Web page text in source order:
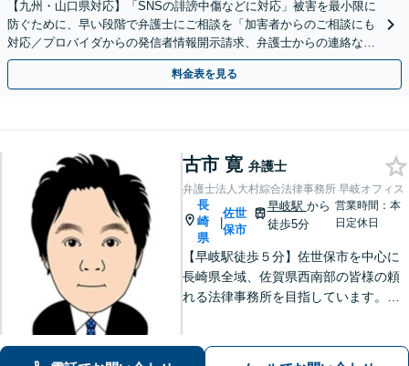
【九州・山口県対応】「SNSの誹謗中傷などに対応」被害を最小限に
防ぐために、早い段階で弁護士にご相談を「加害者からのご相談にも
対応／プロバイダからの発信者情報開示請求、弁護士からの連絡な
ど」法人の風評被害対策にも対応【休日・夜間相談可】
料金表を見る
古市 寛 弁護士
弁護士法人大村綜合法律事務所 早岐オフィス
長
崎
県
|
佐世
保市
早岐駅 から
徒歩5分
営業時間：本
日定休日
【早岐駅徒歩５分】佐世保市を中心に
長崎県全域、佐賀県西南部の皆様の頼
れる法律事務所を目指しています。相
います。早期解決には、早めのご相談